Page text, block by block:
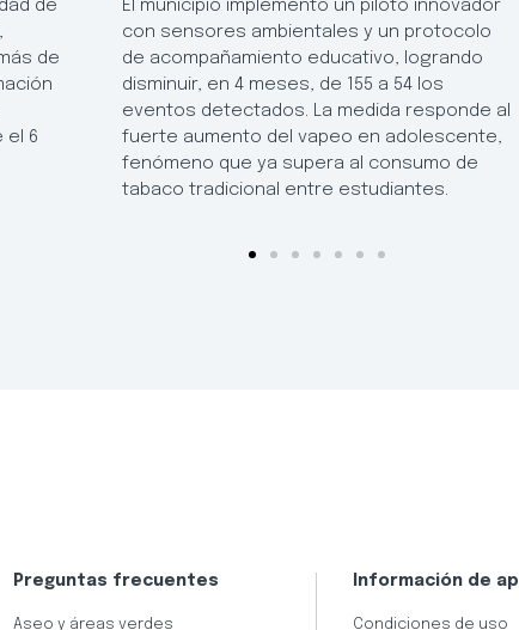
de
de
el 6
El municipio implementó un piloto innovador
con sensores ambientales y un protocolo
de acompañamiento educativo, logrando
disminuir, en 4 meses, de 155 a 54 los
eventos detectados. La medida responde al
fuerte aumento del vapeo en adolescente,
fenómeno que ya supera al consumo de
tabaco tradicional entre estudiantes.
Preguntas frecuentes
Aseo y áreas verdes
Información de
Condiciones de uso